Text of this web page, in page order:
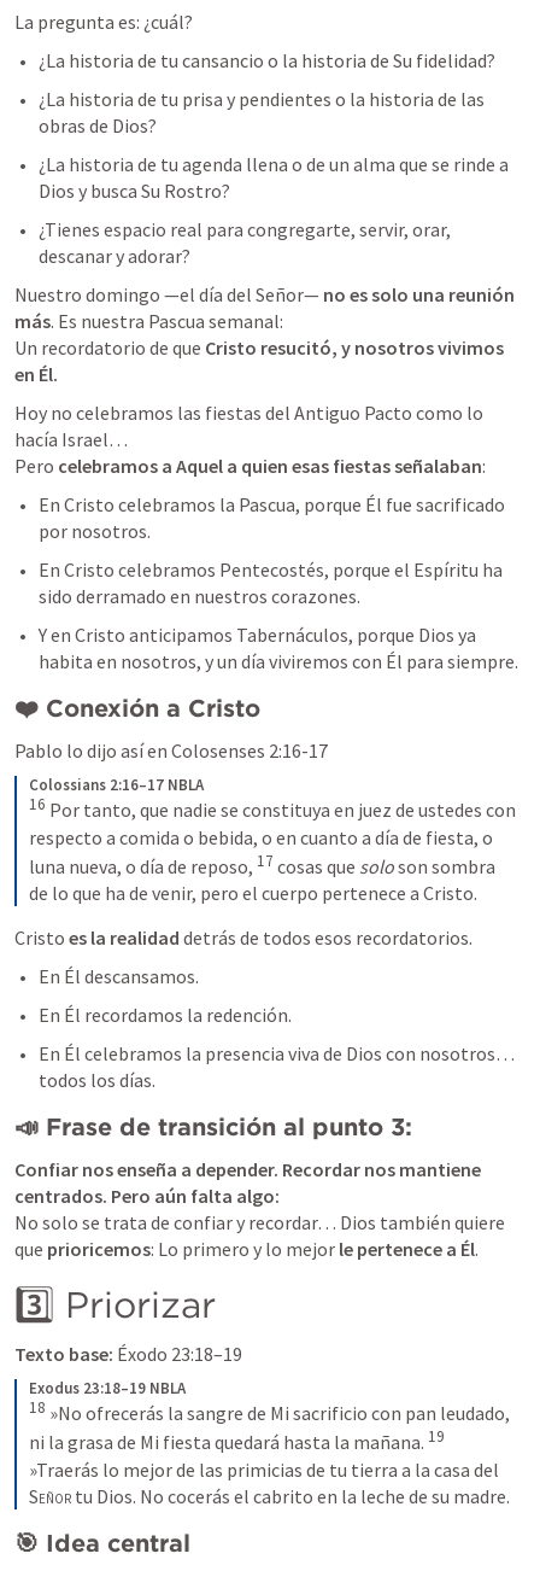
La pregunta es: ¿cuál?
¿La historia de tu cansancio o la historia de Su fidelidad?
¿La historia de tu prisa y pendientes o la historia de las
obras de Dios?
¿La historia de tu agenda llena o de un alma que se rinde a
Dios y busca Su Rostro?
¿Tienes espacio real para congregarte, servir, orar,
descanar y adorar?
Nuestro domingo —el día del Señor— no es solo una reunión
más. Es nuestra Pascua semanal:
Un recordatorio de que Cristo resucitó, y nosotros vivimos
en Él.
Hoy no celebramos las fiestas del Antiguo Pacto como lo
hacía Israel…
Pero celebramos a Aquel a quien esas fiestas señalaban:
En Cristo celebramos la Pascua, porque Él fue sacrificado
por nosotros.
En Cristo celebramos Pentecostés, porque el Espíritu ha
sido derramado en nuestros corazones.
Y en Cristo anticipamos Tabernáculos, porque Dios ya
habita en nosotros, y un día viviremos con Él para siempre.
❤️ Conexión a Cristo
Pablo lo dijo así en Colosenses 2:16-17
Colossians 2:16–17 NBLA
16 Por tanto, que nadie se constituya en juez de ustedes con
respecto a comida o bebida, o en cuanto a día de fiesta, o
luna nueva, o día de reposo, 17 cosas que solo son sombra
de lo que ha de venir, pero el cuerpo pertenece a Cristo.
Cristo es la realidad detrás de todos esos recordatorios.
En Él descansamos.
En Él recordamos la redención.
En Él celebramos la presencia viva de Dios con nosotros…
todos los días.
📣 Frase de transición al punto 3:
Confiar nos enseña a depender. Recordar nos mantiene
centrados. Pero aún falta algo:
No solo se trata de confiar y recordar… Dios también quiere
que prioricemos: Lo primero y lo mejor le pertenece a Él.
3️⃣ Priorizar
Texto base: Éxodo 23:18–19
Exodus 23:18–19 NBLA
18 »No ofrecerás la sangre de Mi sacrificio con pan leudado,
ni la grasa de Mi fiesta quedará hasta la mañana. 19
Señor tu Dios. No cocerás el cabrito en la leche de su madre.
🎯 Idea central